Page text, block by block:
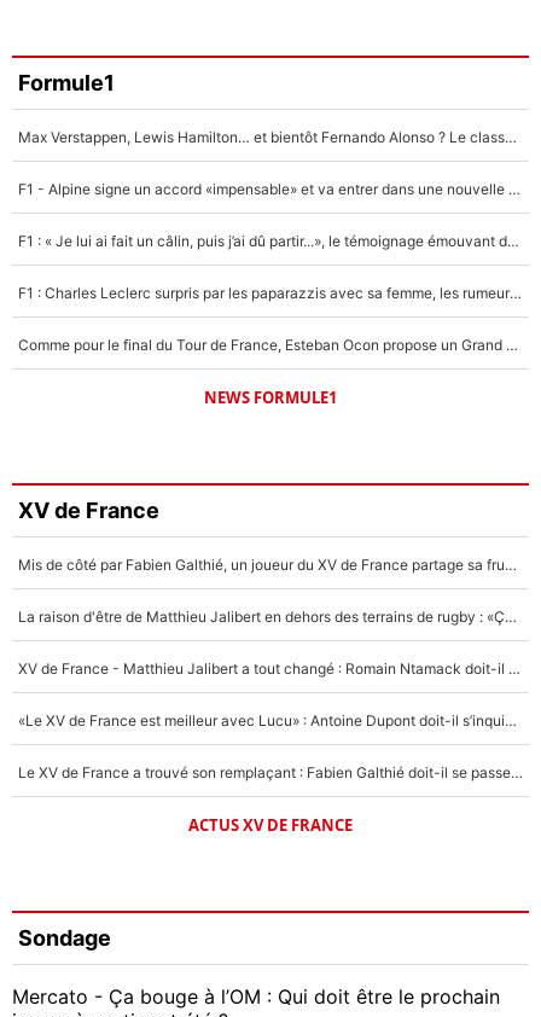
Formule1
Max Verstappen, Lewis Hamilton… et bientôt Fernando Alonso ? Le classement des pilotes les mieux payés en Formule 1 risque de changer !
F1 - Alpine signe un accord «impensable» et va entrer dans une nouvelle dimension : Grande nouvelle pour Pierre Gasly !
F1 : « Je lui ai fait un câlin, puis j’ai dû partir...», le témoignage émouvant de Max Verstappen sur sa fille
F1 : Charles Leclerc surpris par les paparazzis avec sa femme, les rumeurs étaient vraies !
Comme pour le final du Tour de France, Esteban Ocon propose un Grand Prix de Formule 1 à Paris : «Autour de l’Arc de Triomphe, ce serait génial» !
NEWS FORMULE1
XV de France
Mis de côté par Fabien Galthié, un joueur du XV de France partage sa frustration : «ils ne me l’ont pas dit tout de suite»
La raison d'être de Matthieu Jalibert en dehors des terrains de rugby : «Ça m'atteint autant que si tu touches à un membre de ma famille»
XV de France - Matthieu Jalibert a tout changé : Romain Ntamack doit-il s’inquiéter pour sa place à un an de la Coupe du monde ?
«Le XV de France est meilleur avec Lucu» : Antoine Dupont doit-il s’inquiéter pour sa place ?
Le XV de France a trouvé son remplaçant : Fabien Galthié doit-il se passer d'Antoine Dupont ?
ACTUS XV DE FRANCE
Sondage
Mercato - Ça bouge à l’OM : Qui doit être le prochain